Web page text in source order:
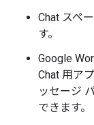
Chat スペ
す。
Google
Chat 用ア
ッセージ
できます。